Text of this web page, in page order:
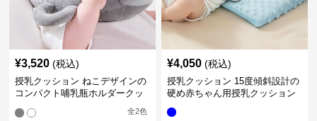
¥3,520 (税込)
授乳クッション ねこデザインの
コンパクト哺乳瓶ホルダークッ
全2色
¥4,050 (税込)
授乳クッション 15度傾斜設計の
硬め赤ちゃん用授乳クッション